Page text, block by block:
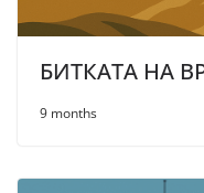
БИТКАТА НА
9 months